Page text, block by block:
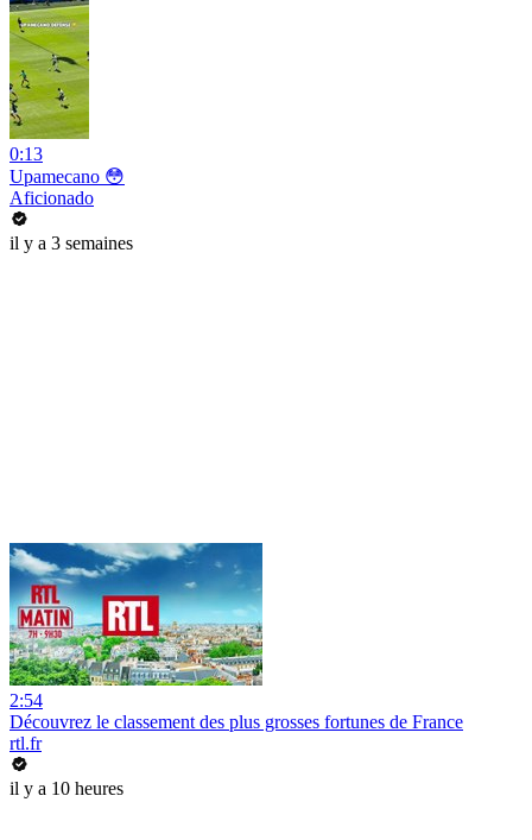
0:13
Upamecano 😳
Aficionado
il y a 3 semaines
2:54
Découvrez le classement des plus grosses fortunes de France
rtl.fr
il y a 10 heures